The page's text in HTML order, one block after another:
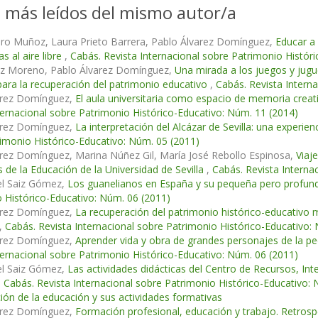
leídos del mismo autor/a
Muñoz, Laura Prieto Barrera, Pablo Álvarez Domínguez, Educar
al aire libre , Cabás. Revista Internacional sobre Patrimonio
Moreno, Pablo Álvarez Domínguez, Una mirada a los juegos y
la recuperación del patrimonio educativo , Cabás. Revista
Domínguez, El aula universitaria como espacio de memoria
sobre Patrimonio Histórico-Educativo: Núm. 11 (2014)
Domínguez, La interpretación del Alcázar de Sevilla: una
Histórico-Educativo: Núm. 05 (2011)
Domínguez, Marina Núñez Gil, María José Rebollo Espinosa,
de la Educación de la Universidad de Sevilla , Cabás. Revista
Saiz Gómez, Los guanelianos en España y su pequeña pero
Educativo: Núm. 06 (2011)
Domínguez, La recuperación del patrimonio histórico-educativo
, Cabás. Revista Internacional sobre Patrimonio Histórico-Educativo:
Domínguez, Aprender vida y obra de grandes personajes de la
sobre Patrimonio Histórico-Educativo: Núm. 06 (2011)
Saiz Gómez, Las actividades didácticas del Centro de Recursos,
Cabás. Revista Internacional sobre Patrimonio Histórico-
de la educación y sus actividades formativas
Domínguez, Formación profesional, educación y trabajo.